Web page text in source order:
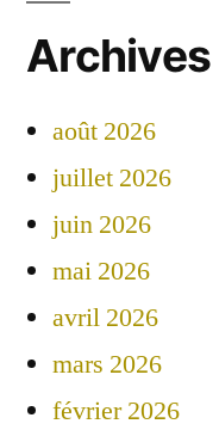
Archives
août 2026
juillet 2026
juin 2026
mai 2026
avril 2026
mars 2026
février 2026